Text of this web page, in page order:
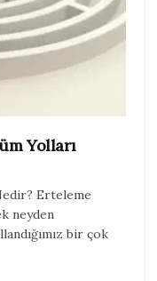
Yolları
Erteleme
neyden
bir çok